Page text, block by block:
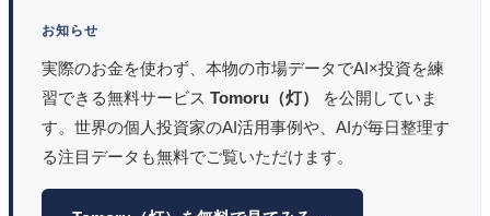
お知らせ
実際のお金を使わず、本物の市場データでAI×投資を練
習できる無料サービス Tomoru（灯）
を公開していま
す。世界の個人投資家のAI活用事例や、AIが毎日整理す
る注目データも無料でご覧いただけます。